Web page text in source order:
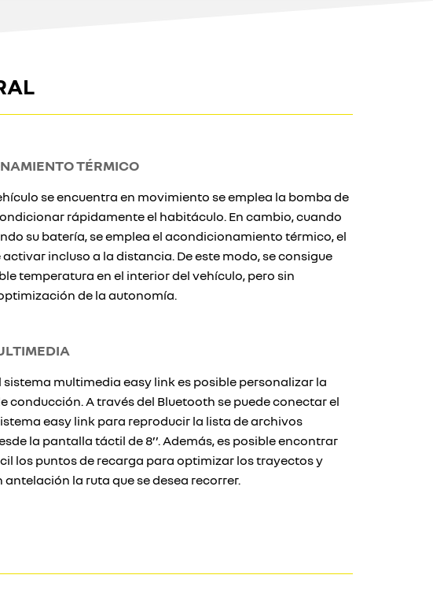
TÉRMICO
se encuentra en movimiento se emplea la bomba de
rápidamente el habitáculo. En cambio, cuando
su batería, se emplea el acondicionamiento térmico, el
activar incluso a la distancia. De este modo, se consigue
temperatura en el interior del vehículo, pero sin
de la autonomía.
sistema multimedia easy link es posible personalizar la
conducción. A través del Bluetooth se puede conectar el
easy link para reproducir la lista de archivos
la pantalla táctil de 8’’. Además, es posible encontrar
los puntos de recarga para optimizar los trayectos y
la ruta que se desea recorrer.